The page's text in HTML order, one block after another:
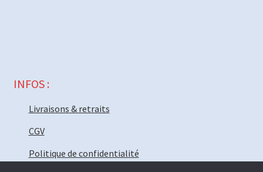
INFOS :
Livraisons & retraits
CGV
Politique de confidentialité